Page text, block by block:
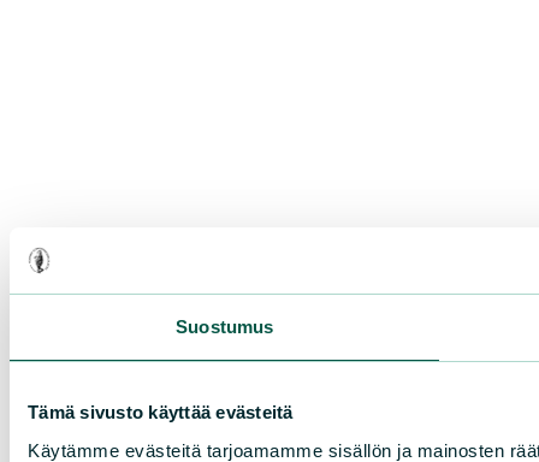
Suostumus
Tämä sivusto käyttää evästeitä
Käytämme evästeitä tarjoamamme sisällön ja mainosten